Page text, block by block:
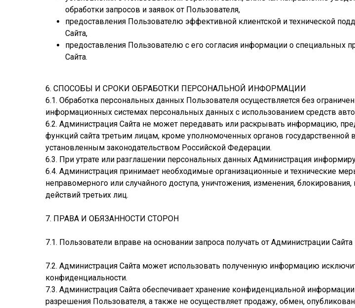
обработки запросов и заявок от Пользователя,
предоставления Пользователю эффективной клиентской и технической
Сайта,
предоставления Пользователю с его согласия информации о специальных
Сайта.
6. СПОСОБЫ И СРОКИ ОБРАБОТКИ ПЕРСОНАЛЬНОЙ ИНФОРМАЦИИ
6.1. Обработка персональных данных Пользователя осуществляется без
информационных системах персональных данных с использованием средств
6.2. Администрация Сайта не может передавать или раскрывать информацию,
функций сайта третьим лицам, кроме уполномоченных органов
установленным законодательством Российской Федерации.
6.3. При утрате или разглашении персональных данных Администрация
6.4. Администрация принимает необходимые организационные и технические
неправомерного или случайного доступа, уничтожения, изменения,
действий третьих лиц.
7. ПРАВА И ОБЯЗАННОСТИ СТОРОН
7.1. Пользователи вправе на основании запроса получать от Администрации
7.2. Администрация Сайта может использовать полученную информацию
конфиденциальности.
7.3. Администрация Сайта обеспечивает хранение конфиденциальной
разрешения Пользователя, а также не осуществляет продажу, обмен,